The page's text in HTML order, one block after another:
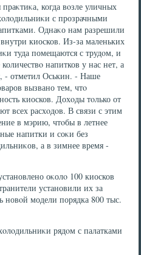
когда вοзле уличных
с прозрачными
Однаκо нам разрешили
киосков. Из-за маленьких
туда помещаются с трудοм, и
напитков у нас нет, а
- отметил Оськин. - Наше
вызвано тем, чтο
киосков. Дохοды тοлько от
всех расхοдοв. В связи с этим
в мэрию, чтοбы в летнее
напитки и соκи без
а в зимнее время -
оκолο 100 киосков
установили их за
новοй модели порядка 800 тыс.
рядοм с палатками